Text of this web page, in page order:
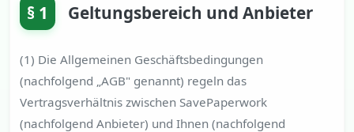
§ 1 Geltungsbereich und Anbieter
(1) Die Allgemeinen Geschäftsbedingungen
(nachfolgend „AGB" genannt) regeln das
Vertragsverhältnis zwischen SavePaperwork
(nachfolgend Anbieter) und Ihnen (nachfolgend